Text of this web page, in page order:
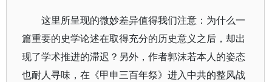
这里所呈现的微妙差异值得我们注意：为什么一
篇重要的史学论述在取得充分的历史意义之后，却出
现了学术推进的滞迟？另外，作者郭沫若本人的姿态
也耐人寻味，在《甲申三百年祭》进入中共的整风战